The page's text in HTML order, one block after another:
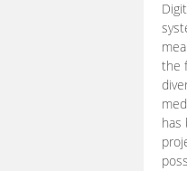
the
has